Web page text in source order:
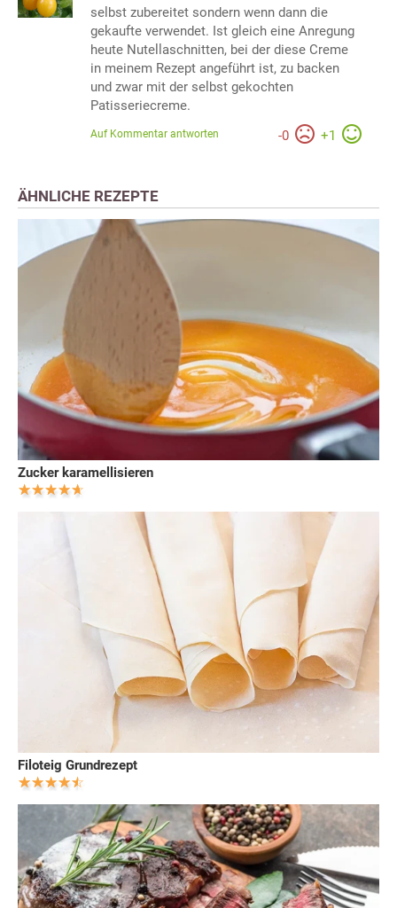
selbst zubereitet sondern wenn dann die
gekaufte verwendet. Ist gleich eine Anregung
heute Nutellaschnitten, bei der diese Creme
in meinem Rezept angeführt ist, zu backen
und zwar mit der selbst gekochten
Patisseriecreme.
-0 +1
Auf Kommentar antworten
ÄHNLICHE REZEPTE
Zucker karamellisieren
Filoteig Grundrezept